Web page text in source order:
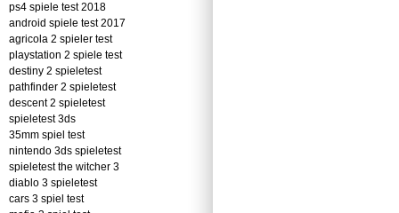
ps4 spiele test 2018
android spiele test 2017
agricola 2 spieler test
playstation 2 spiele test
destiny 2 spieletest
pathfinder 2 spieletest
descent 2 spieletest
spieletest 3ds
35mm spiel test
nintendo 3ds spieletest
spieletest the witcher 3
diablo 3 spieletest
cars 3 spiel test